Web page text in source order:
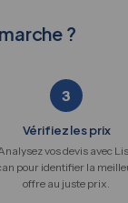
?
3
Vérifiez les prix
vos devis avec
pour identifier la
offre au juste prix.